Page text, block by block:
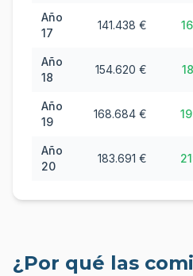
Año
17
141.438 €
Año
18
154.620 €
Año
19
168.684 €
Año
20
183.691 €
¿Por qué las